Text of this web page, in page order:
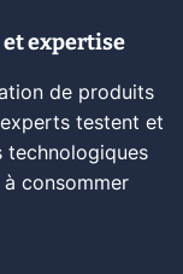
expertise
de produits
testent et
technologiques
consommer